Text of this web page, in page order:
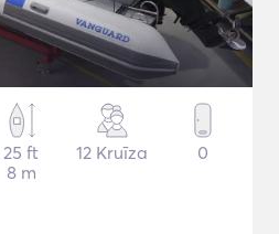
25 ft
8 m
12 Kruīza 0